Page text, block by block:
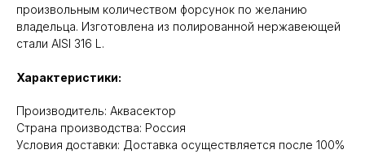
произвольным количеством форсунок по желанию
владельца. Изготовлена из полированной нержавеющей
стали AISI 316 L.
Характеристики:
Производитель: Аквасектор
Cтрана производства: Россия
Условия доставки: Доставка осуществляется после 100%